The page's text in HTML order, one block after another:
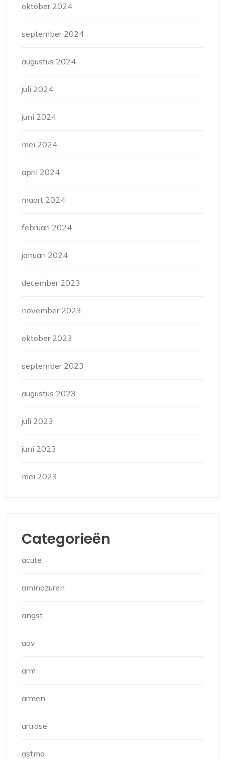
oktober 2024
september 2024
augustus 2024
juli 2024
juni 2024
mei 2024
april 2024
maart 2024
februari 2024
januari 2024
december 2023
november 2023
oktober 2023
september 2023
augustus 2023
juli 2023
juni 2023
mei 2023
Categorieën
acute
aminozuren
angst
aov
arm
armen
artrose
astma